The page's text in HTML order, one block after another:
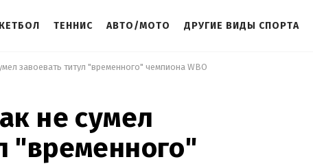
ТЕННИС АВТО/МОТО ДРУГИЕ ВИДЫ СПОРТА
завоевать титул "временного" ​​чемпиона WBO
не сумел
"временного"